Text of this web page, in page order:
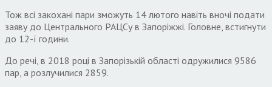
Тож всі закохані пари зможуть 14 лютого навіть вночі подати
заяву до Центрального РАЦСу в Запоріжжі. Головне, встигнути
до 12-ї години.
До речі, в 2018 році в Запорізькій області одружилися 9586
пар, а розлучилися 2859.